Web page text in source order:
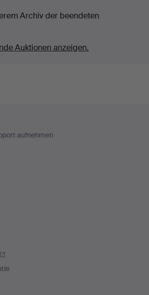
Archiv der beendeten
Auktionen anzeigen.
aufnehmen